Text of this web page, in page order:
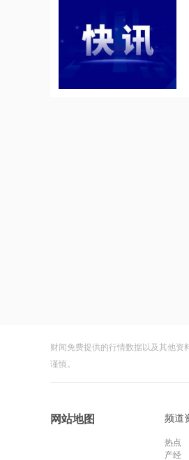
财闻免费提供的行情数据以及其他
谨慎。
网站地图 频道
热点
产经